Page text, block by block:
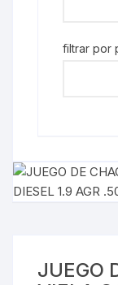
JUEGO
filtrar por